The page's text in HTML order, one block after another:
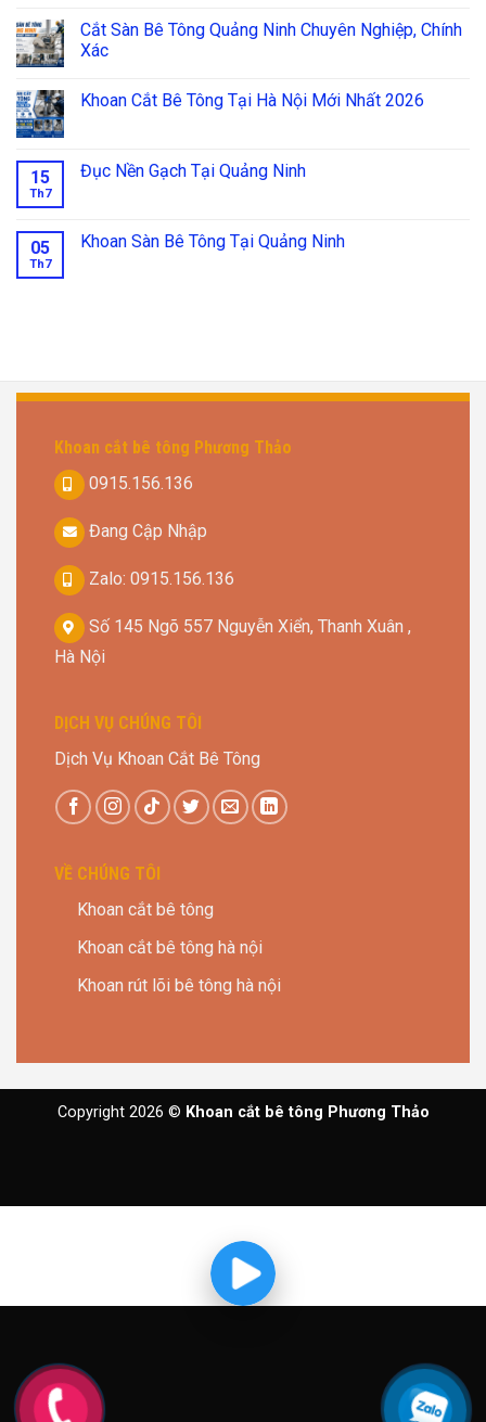
Cắt Sàn Bê Tông Quảng Ninh Chuyên Nghiệp, Chính
Xác
Khoan Cắt Bê Tông Tại Hà Nội Mới Nhất 2026
15
Th7
Đục Nền Gạch Tại Quảng Ninh
05
Th7
Khoan Sàn Bê Tông Tại Quảng Ninh
Khoan cắt bê tông Phương Thảo
0915.156.136
Đang Cập Nhập
Zalo: 0915.156.136
Số 145 Ngõ 557 Nguyễn Xiển, Thanh Xuân ,
Hà Nội
DỊCH VỤ CHÚNG TÔI
Dịch Vụ Khoan Cắt Bê Tông
VỀ CHÚNG TÔI
Khoan cắt bê tông
Khoan cắt bê tông hà nội
Khoan rút lõi bê tông hà nội
Copyright 2026 © Khoan cắt bê tông Phương Thảo